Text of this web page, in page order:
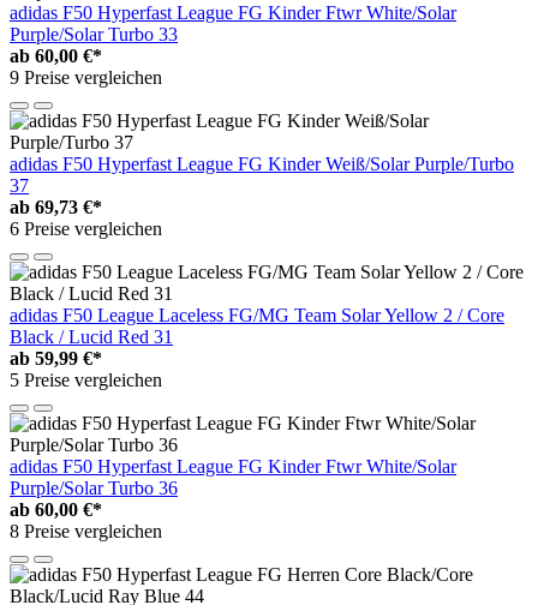
adidas F50 Hyperfast League FG Kinder Ftwr White/Solar
Purple/Solar Turbo 33
ab 60,00 €*
9 Preise vergleichen
adidas F50 Hyperfast League FG Kinder Weiß/Solar Purple/Turbo
37
ab 69,73 €*
6 Preise vergleichen
adidas F50 League Laceless FG/MG Team Solar Yellow 2 / Core
Black / Lucid Red 31
ab 59,99 €*
5 Preise vergleichen
adidas F50 Hyperfast League FG Kinder Ftwr White/Solar
Purple/Solar Turbo 36
ab 60,00 €*
8 Preise vergleichen